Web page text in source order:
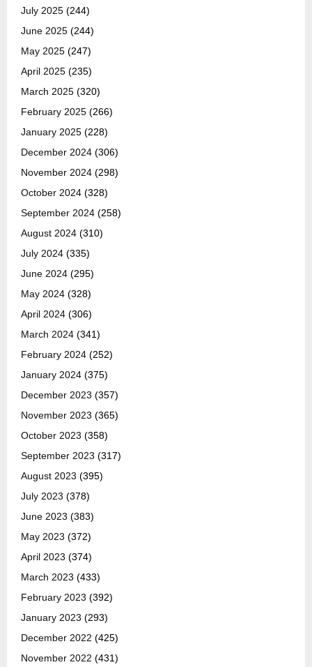
July 2025 (244)
June 2025 (244)
May 2025 (247)
April 2025 (235)
March 2025 (320)
February 2025 (266)
January 2025 (228)
December 2024 (306)
November 2024 (298)
October 2024 (328)
September 2024 (258)
August 2024 (310)
July 2024 (335)
June 2024 (295)
May 2024 (328)
April 2024 (306)
March 2024 (341)
February 2024 (252)
January 2024 (375)
December 2023 (357)
November 2023 (365)
October 2023 (358)
September 2023 (317)
August 2023 (395)
July 2023 (378)
June 2023 (383)
May 2023 (372)
April 2023 (374)
March 2023 (433)
February 2023 (392)
January 2023 (293)
December 2022 (425)
November 2022 (431)